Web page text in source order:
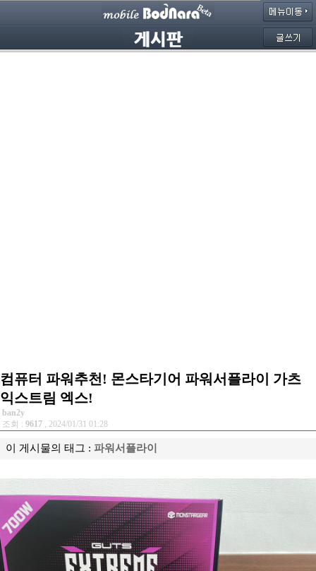
컴퓨터 파워추천! 몬스타기어 파워서플라이 가츠
익스트림 엑스!
ban2y
조회 : 9617 , 2024/01/31 01:28
이 게시물의 태그 : 파워서플라이